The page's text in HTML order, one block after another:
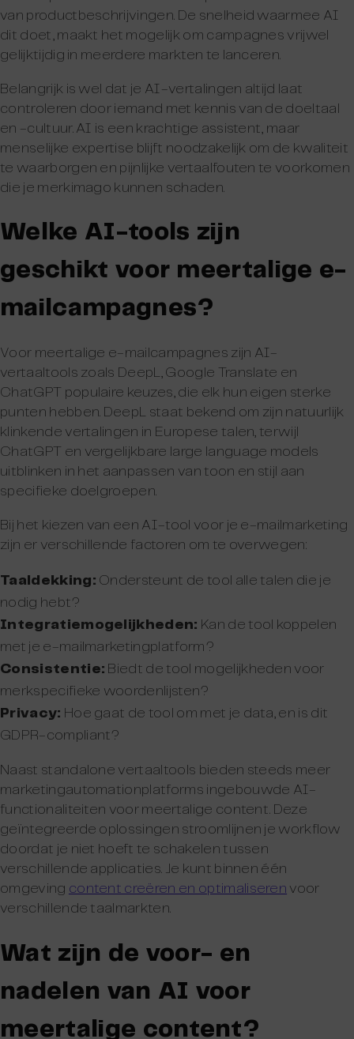
van productbeschrijvingen. De snelheid waarmee AI
dit doet, maakt het mogelijk om campagnes vrijwel
gelijktijdig in meerdere markten te lanceren.
Belangrijk is wel dat je AI-vertalingen altijd laat
controleren door iemand met kennis van de doeltaal
en -cultuur. AI is een krachtige assistent, maar
menselijke expertise blijft noodzakelijk om de kwaliteit
te waarborgen en pijnlijke vertaalfouten te voorkomen
die je merkimago kunnen schaden.
Welke AI-tools zijn
geschikt voor meertalige e-
mailcampagnes?
Voor meertalige e-mailcampagnes zijn AI-
vertaaltools zoals DeepL, Google Translate en
ChatGPT populaire keuzes, die elk hun eigen sterke
punten hebben. DeepL staat bekend om zijn natuurlijk
klinkende vertalingen in Europese talen, terwijl
ChatGPT en vergelijkbare large language models
uitblinken in het aanpassen van toon en stijl aan
specifieke doelgroepen.
Bij het kiezen van een AI-tool voor je e-mailmarketing
zijn er verschillende factoren om te overwegen:
Taaldekking: Ondersteunt de tool alle talen die je
nodig hebt?
Integratiemogelijkheden: Kan de tool koppelen
met je e-mailmarketingplatform?
Consistentie: Biedt de tool mogelijkheden voor
merkspecifieke woordenlijsten?
Privacy: Hoe gaat de tool om met je data, en is dit
GDPR-compliant?
Naast standalone vertaaltools bieden steeds meer
marketingautomationplatforms ingebouwde AI-
functionaliteiten voor meertalige content. Deze
geïntegreerde oplossingen stroomlijnen je workflow
doordat je niet hoeft te schakelen tussen
verschillende applicaties. Je kunt binnen één
omgeving content creëren en optimaliseren voor
verschillende taalmarkten.
Wat zijn de voor- en
nadelen van AI voor
meertalige content?